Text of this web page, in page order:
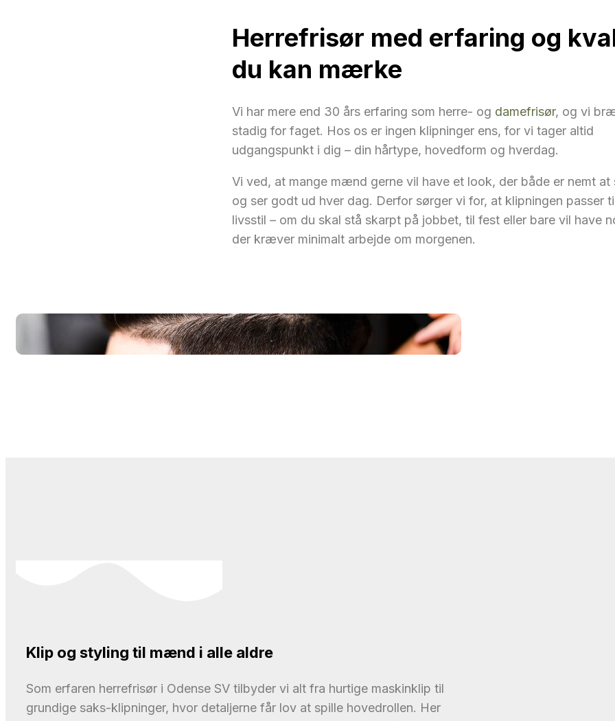
Herrefrisør med erfaring og
du kan mærke
Vi har mere end 30 års erfaring som herre- og damefrisør, og vi
stadig for faget. Hos os er ingen klipninger ens, for vi tager altid
udgangspunkt i dig – din hårtype, hovedform og hverdag.
Vi ved, at mange mænd gerne vil have et look, der både er nemt at
og ser godt ud hver dag. Derfor sørger vi for, at klipningen passer
livsstil – om du skal stå skarpt på jobbet, til fest eller bare vil have
der kræver minimalt arbejde om morgenen.
Klip og styling til mænd i alle aldre
Som erfaren herrefrisør i Odense SV tilbyder vi alt fra hurtige maskinklip til
grundige saks-klipninger, hvor detaljerne får lov at spille hovedrollen. Her